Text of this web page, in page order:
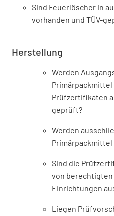
Sind Feuerlöscher in
vorhanden und TÜV-
Herstellung
Werden
Prüfzertifikaten
geprüft?
Werden
Primärpackmittel
Sind die
von
Einrichtungen
Liegen